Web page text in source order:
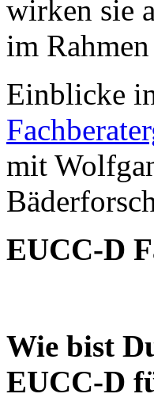
wirken sie
im
Einblicke
mit
EUCC-D
Wie bist
EUCC-D